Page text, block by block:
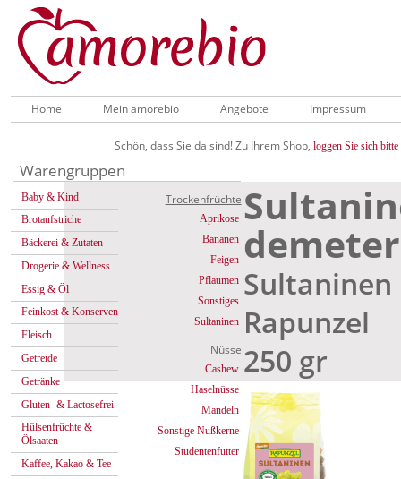
Home Mein amorebio Angebote Impressum
Schön, dass Sie da sind! Zu Ihrem Shop, loggen Sie sich bitte
Warengruppen
Baby & Kind
Brotaufstriche
Bäckerei & Zutaten
Drogerie & Wellness
Essig & Öl
Feinkost & Konserven
Fleisch
Getreide
Getränke
Gluten- & Lactosefrei
Hülsenfrüchte &
Ölsaaten
Kaffee, Kakao & Tee
Trockenfrüchte
Aprikose
Bananen
Feigen
Pflaumen
Sonstiges
Sultaninen
Nüsse
Cashew
Haselnüsse
Mandeln
Sonstige Nußkerne
Studentenfutter
demeter
Sultaninen
Rapunzel
250 gr